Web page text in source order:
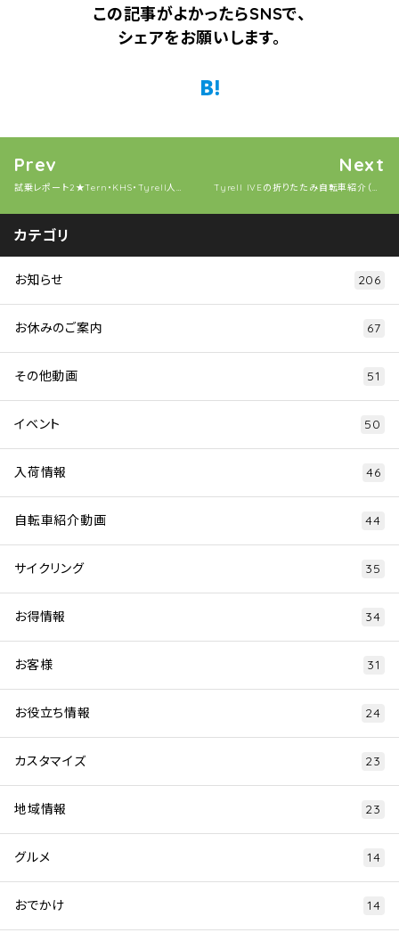
この記事がよかったらSNSで、
シェアをお願いします。
Twitter
Facebook
はてなブックマーク
Prev
試乗レポート2★Tern・KHS・Tyrell人気車種乗り比べ
Next
Tyrell IVEの折りたたみ自転車紹介（タイレル イヴ）
カテゴリ
お知らせ 206
お休みのご案内 67
その他動画 51
イベント 50
入荷情報 46
自転車紹介動画 44
サイクリング 35
お得情報 34
お客様 31
お役立ち情報 24
カスタマイズ 23
地域情報 23
グルメ 14
おでかけ 14